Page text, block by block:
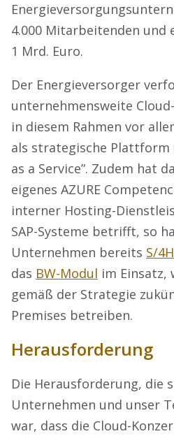
4.000 Mitarbeitenden und
1 Mrd. Euro.
Der Energieversorger
unternehmensweite
in diesem Rahmen vor
als strategische
as a Service”. Zudem hat
eigenes AZURE
interner Hosting-
SAP-Systeme betrifft, so
Unternehmen bereits S/
das BW-Modul im Einsatz,
gemäß der Strategie
Premises betreiben.
Herausforderung
Die Herausforderung, die
Unternehmen und unser
war, dass die Cloud-